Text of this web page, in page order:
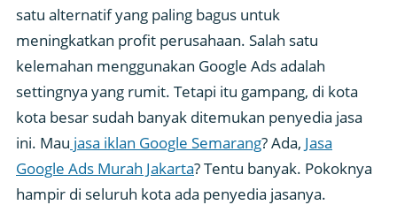
satu alternatif yang paling bagus untuk
meningkatkan profit perusahaan. Salah satu
kelemahan menggunakan Google Ads adalah
settingnya yang rumit. Tetapi itu gampang, di kota
kota besar sudah banyak ditemukan penyedia jasa
ini. Mau jasa iklan Google Semarang? Ada, Jasa
Google Ads Murah Jakarta? Tentu banyak. Pokoknya
hampir di seluruh kota ada penyedia jasanya.